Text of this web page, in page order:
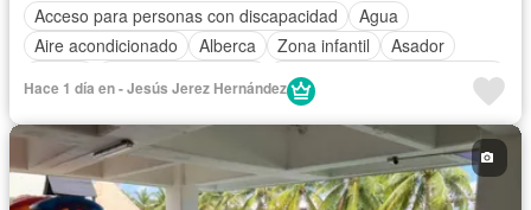
Acceso para personas con discapacidad
Agua
Aire acondicionado
Alberca Zona infantil
Asador
Circuito cerrado de televisión
Cocina integral
Cuarto de Limpieza
Electricidad
Elevador
Estacionamiento
Gimnasio Internet Jacuzzi
Jardín
Despacho
Recámara con closet
Sala polivalente
Hace 1 día en - Jesús Jerez Hernández